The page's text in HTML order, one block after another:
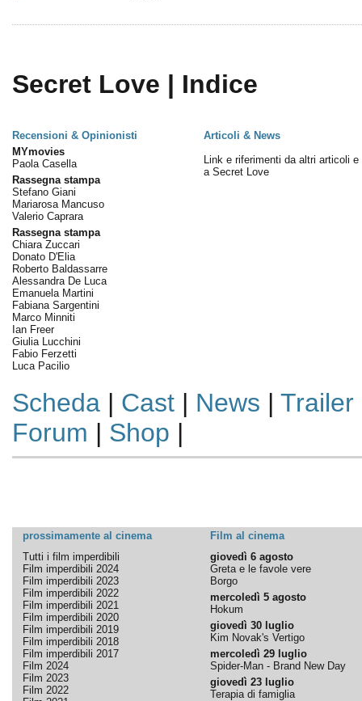
Secret Love | Indice
Recensioni & Opinionisti
Articoli & News
MYmovies
Paola Casella
Rassegna stampa
Stefano Giani
Mariarosa Mancuso
Valerio Caprara
Rassegna stampa
Chiara Zuccari
Donato D'Elia
Roberto Baldassarre
Alessandra De Luca
Emanuela Martini
Fabiana Sargentini
Marco Minniti
Ian Freer
Giulia Lucchini
Fabio Ferzetti
Luca Pacilio
Link e riferimenti da altri articoli e
a Secret Love
Scheda| Cast| News | Trailer
Forum | Shop |
prossimamente al cinema
Film al cinema
Tutti i film imperdibili
Film imperdibili 2024
Film imperdibili 2023
Film imperdibili 2022
Film imperdibili 2021
Film imperdibili 2020
Film imperdibili 2019
Film imperdibili 2018
Film imperdibili 2017
Film 2024
Film 2023
Film 2022
giovedì 6 agosto
Greta e le favole vere
Borgo
mercoledì 5 agosto
Hokum
giovedì 30 luglio
Kim Novak's Vertigo
mercoledì 29 luglio
Spider-Man - Brand New Day
giovedì 23 luglio
Terapia di famiglia